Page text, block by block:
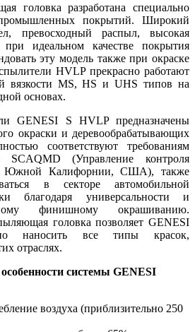
головка разработана cпециально
покрытий. Широкий
превосходный распыл, высокая
при идеальном качестве покрытия
эту модель также при окраске
HVLP прекрасно работают
вязкости MS, HS и UHS типов на
основах.
GENESI S HVLP предназначены
окраски и деревообрабатывающих
соответствуют требованиям
SCAQMD (Управление контроля
Южной Калифорнии, США), также
в секторе автомобильной
благодаря универсальности и
финишному окрашиванию.
головка позволяет GENESI
наносить все типы красок,
отраслях.
системы GENESI
воздуха (приблизительно 250